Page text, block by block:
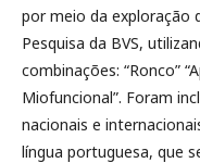
por meio da exploração
Pesquisa da BVS,
combinações: “Ronco”
Miofuncional”. Foram
nacionais e
língua portuguesa, que